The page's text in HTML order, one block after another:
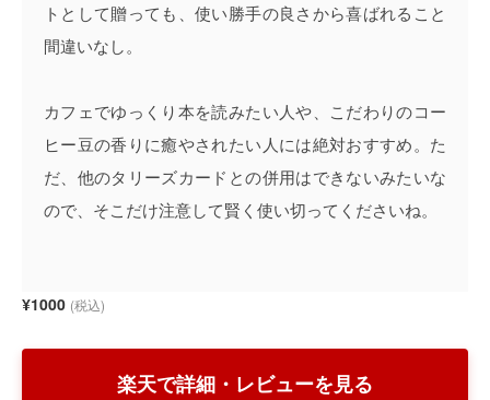
トとして贈っても、使い勝手の良さから喜ばれること
間違いなし。
カフェでゆっくり本を読みたい人や、こだわりのコー
ヒー豆の香りに癒やされたい人には絶対おすすめ。た
だ、他のタリーズカードとの併用はできないみたいな
ので、そこだけ注意して賢く使い切ってくださいね。
¥1000 (税込)
楽天で詳細・レビューを見る